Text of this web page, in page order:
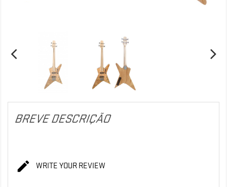
BREVE DESCRIÇÃO
 WRITE YOUR REVIEW